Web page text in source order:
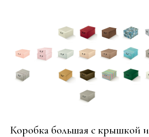
Коробка большая с крышкой и